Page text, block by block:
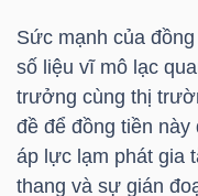
Sức mạnh của
số liệu vĩ mô lạc
trưởng cùng thị
đề để đồng tiền
áp lực lạm phát gia
thang và sự gián
THẾ
GIỚI